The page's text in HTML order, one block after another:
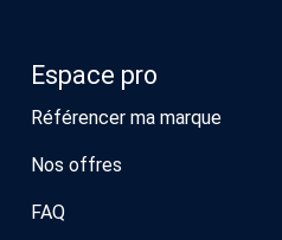
Espace pro
Référencer ma marque
Nos offres
FAQ